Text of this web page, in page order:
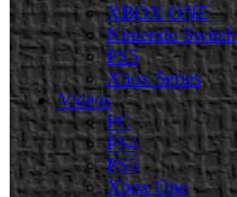
XBOX ONE
Nintendo Switch
PS5
Xbox Series
Videos
PC
PS4
PS5
Xbox One